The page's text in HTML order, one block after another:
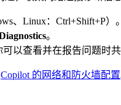
、Linux：Ctrl+Shift+P）
。
以查看并在报告问题时
Copilot 的网络和防火墙配置